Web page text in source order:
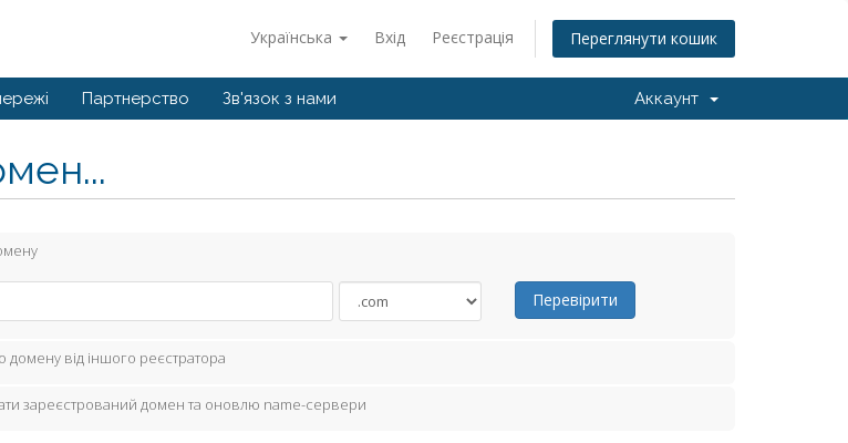
Українська Вхід Реєстрація Переглянути кошик
Партнерство Зв'язок з нами Аккаунт
Перевірити
від іншого реєстратора
зареєстрований домен та оновлю name-сервери